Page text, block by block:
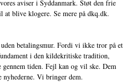
aviser i Syddanmark. Støt den frie
blive klogere. Se mere på dkq.dk.
betalingsmur. Fordi vi ikke tror på et
i den kildekritiske tradition,
tiden. Fejl kan og vil ske. Dem
Vi bringer dem.